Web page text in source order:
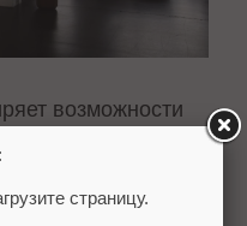
возможности
модель оплаты
страницу.